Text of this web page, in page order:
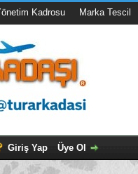
Kadrosu Marka Tescil
Giriş Yap Üye Ol